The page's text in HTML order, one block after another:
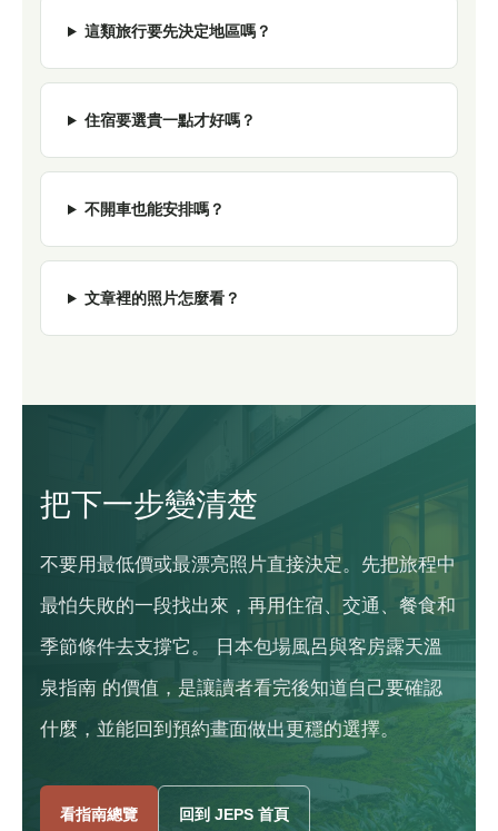
這類旅行要先決定地區嗎？
住宿要選貴一點才好嗎？
不開車也能安排嗎？
文章裡的照片怎麼看？
把下一步變清楚
不要用最低價或最漂亮照片直接決定。先把旅程中
最怕失敗的一段找出來，再用住宿、交通、餐食和
季節條件去支撐它。 日本包場風呂與客房露天溫
泉指南 的價值，是讓讀者看完後知道自己要確認
什麼，並能回到預約畫面做出更穩的選擇。
看指南總覽 回到 JEPS 首頁